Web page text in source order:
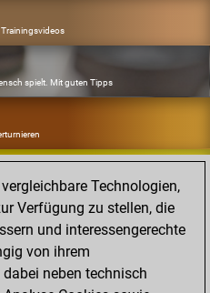
spielt. Mit guten Tipps
in der Cloud
Technologien,
Verfügung zu stellen, die
und interessengerechte
von ihrem
neben technisch